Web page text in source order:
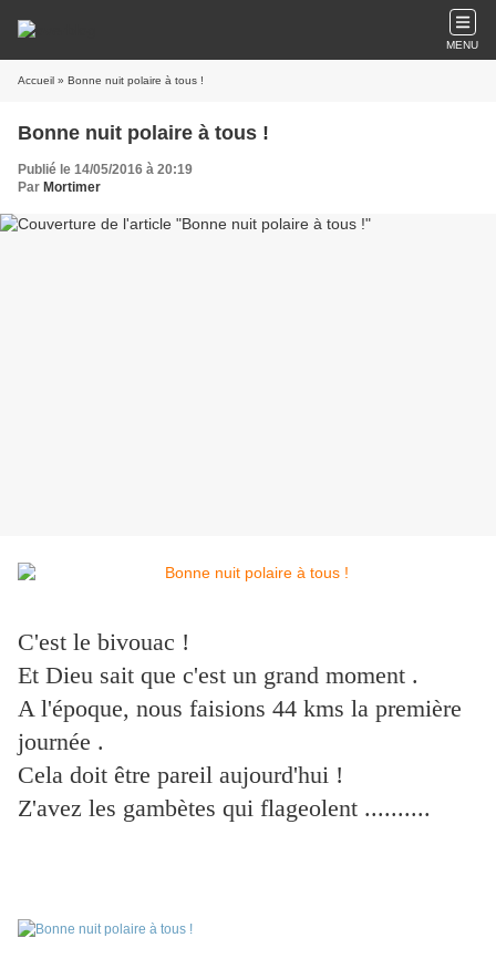
MENU
Accueil » Bonne nuit polaire à tous !
Bonne nuit polaire à tous !
Publié le 14/05/2016 à 20:19
Par Mortimer
C'est le bivouac !
Et Dieu sait que c'est un grand moment .
A l'époque, nous faisions 44 kms la première
journée .
Cela doit être pareil aujourd'hui !
Z'avez les gambètes qui flageolent ..........